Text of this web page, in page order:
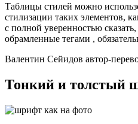
Таблицы стилей можно
стилизации таких элементов,
с полной уверенностью
обрамленные тегами ,
Валентин Сейидов автор-
Тонкий и толстый